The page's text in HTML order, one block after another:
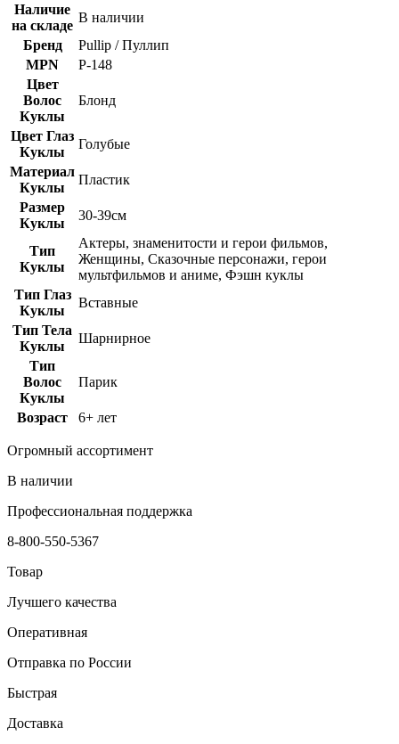
Наличие
на складе
В наличии
Бренд
Pullip / Пуллип
MPN
Р-148
Цвет
Волос
Куклы
Блонд
Цвет Глаз
Куклы
Голубые
Материал
Куклы
Пластик
Размер
Куклы
30-39см
Тип
Куклы
Актеры, знаменитости и герои фильмов,
Женщины, Сказочные персонажи, герои
мультфильмов и аниме, Фэшн куклы
Тип Глаз
Куклы
Вставные
Тип Тела
Куклы
Шарнирное
Тип
Волос
Куклы
Парик
Возраст 6+ лет
Огромный ассортимент
В наличии
Профессиональная поддержка
8-800-550-5367
Товар
Лучшего качества
Оперативная
Отправка по России
Быстрая
Доставка